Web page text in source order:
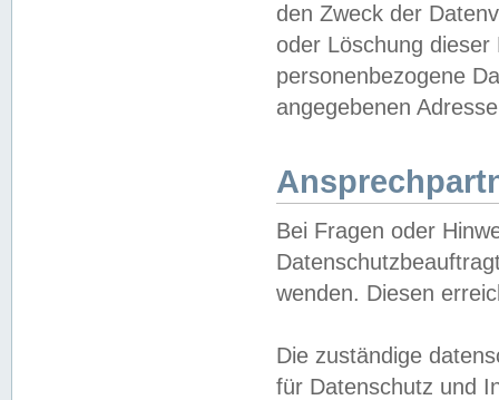
den Zweck der
oder Löschung
personenbezogene
angegebenen
Bei Fragen oder
wenden. Diesen
Die zuständige
für Datenschutz und